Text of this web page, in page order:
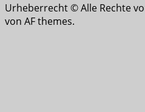
Urheberrecht © Alle Rechte
von AF themes.